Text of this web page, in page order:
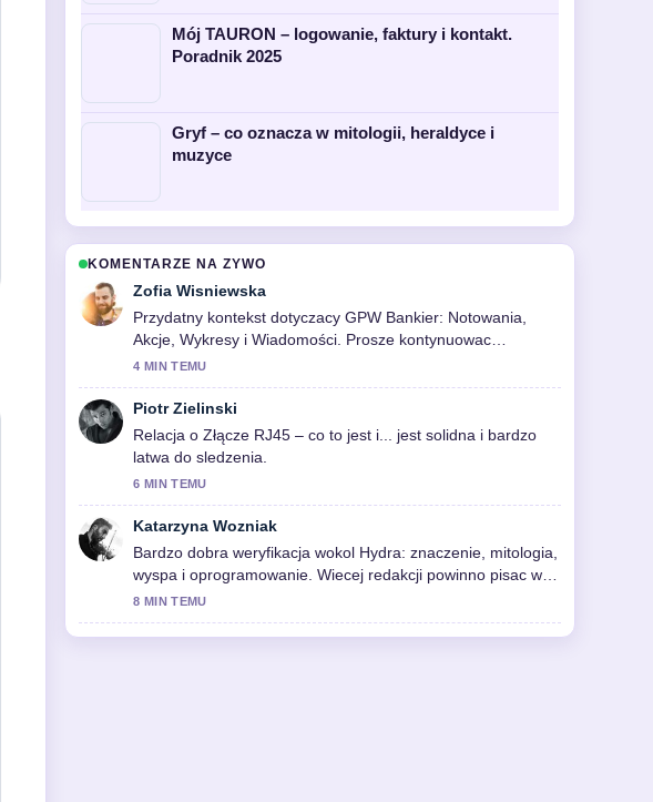
Mój TAURON – logowanie, faktury i kontakt.
Poradnik 2025
Gryf – co oznacza w mitologii, heraldyce i
muzyce
KOMENTARZE NA ZYWO
Zofia Wisniewska
Przydatny kontekst dotyczacy GPW Bankier: Notowania,
Akcje, Wykresy i Wiadomości. Prosze kontynuowac
aktualizacje na zywo.
4 MIN TEMU
Piotr Zielinski
Relacja o Złącze RJ45 – co to jest i... jest solidna i bardzo
latwa do sledzenia.
6 MIN TEMU
Katarzyna Wozniak
Bardzo dobra weryfikacja wokol Hydra: znaczenie, mitologia,
wyspa i oprogramowanie. Wiecej redakcji powinno pisac w
ten sposob.
8 MIN TEMU